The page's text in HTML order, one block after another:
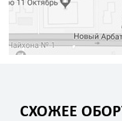
СХОЖЕЕ